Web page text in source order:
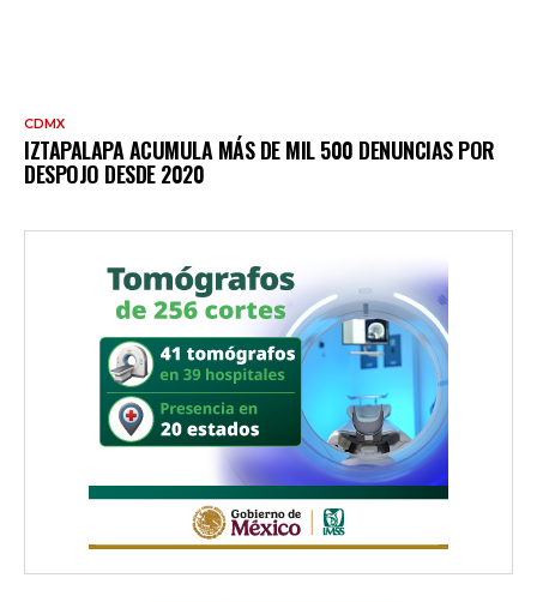
CDMX
IZTAPALAPA ACUMULA MÁS DE MIL 500 DENUNCIAS POR
DESPOJO DESDE 2020